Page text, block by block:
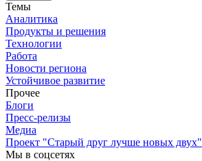
Темы
Аналитика
Продукты и решения
Технологии
Работа
Новости региона
Устойчивое развитие
Прочее
Блоги
Пресс-релизы
Медиа
Проект "Старый друг лучше новых двух"
Мы в соцсетях